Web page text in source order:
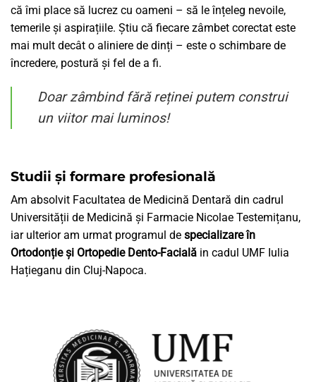
că îmi place să lucrez cu oameni – să le înțeleg nevoile,
temerile și aspirațiile. Știu că fiecare zâmbet corectat este
mai mult decât o aliniere de dinți – este o schimbare de
încredere, postură și fel de a fi.
Doar zâmbind fără reținei putem construi
un viitor mai luminos!
Studii și formare profesională
Am absolvit Facultatea de Medicină Dentară din cadrul
Universității de Medicină și Farmacie Nicolae Testemițanu,
iar ulterior am urmat programul de specializare în
Ortodonție și Ortopedie Dento-Facială in cadul UMF Iulia
Hațieganu din Cluj-Napoca.